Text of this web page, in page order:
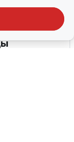
сроки